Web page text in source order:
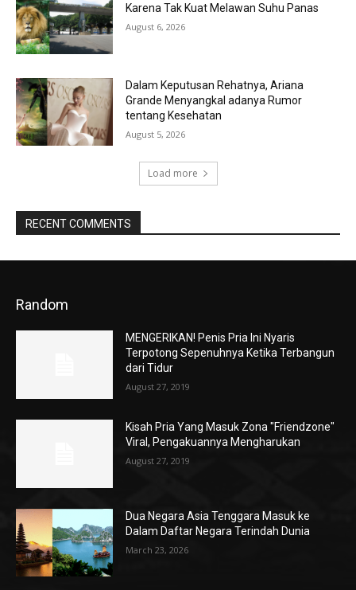
Karena Tak Kuat Melawan Suhu Panas
August 6, 2026
Dalam Keputusan Rehatnya, Ariana
Grande Menyangkal adanya Rumor
tentang Kesehatan
August 5, 2026
Load more
RECENT COMMENTS
Random
MENGERIKAN! Penis Pria Ini Nyaris
Terpotong Sepenuhnya Ketika Terbangun
dari Tidur
August 27, 2019
Kisah Pria Yang Masuk Zona "Friendzone"
Viral, Pengakuannya Mengharukan
August 27, 2019
Dua Negara Asia Tenggara Masuk ke
Dalam Daftar Negara Terindah Dunia
March 23, 2026